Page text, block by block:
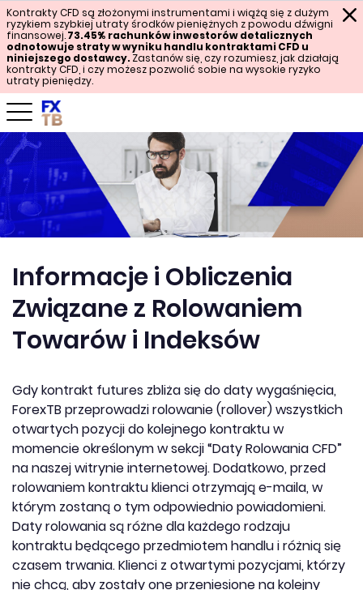
Informacje i Obliczenia
Związane z Rolowaniem
Towarów i Indeksów
Gdy kontrakt futures zbliża się do daty wygaśnięcia,
ForexTB przeprowadzi rolowanie (rollover) wszystkich
otwartych pozycji do kolejnego kontraktu w
momencie określonym w sekcji “Daty Rolowania CFD”
na naszej witrynie internetowej. Dodatkowo, przed
rolowaniem kontraktu klienci otrzymają e-maila, w
którym zostaną o tym odpowiednio powiadomieni.
Daty rolowania są różne dla każdego rodzaju
kontraktu będącego przedmiotem handlu i różnią się
czasem trwania. Klienci z otwartymi pozycjami, którzy
nie chcą, aby zostały one przeniesione na kolejny
Kontrakty CFD są złożonymi instrumentami i wiążą się z dużym
ryzykiem szybkiej utraty środków pieniężnych z powodu dźwigni
finansowej.73.45% rachunków inwestorów detalicznych
odnotowuje straty w wyniku handlu kontraktami CFD u
niniejszego dostawcy.Zastanów się, czy rozumiesz, jak działają
kontrakty CFD, i czy możesz pozwolić sobie na wysokie ryzyko
utraty pieniędzy.